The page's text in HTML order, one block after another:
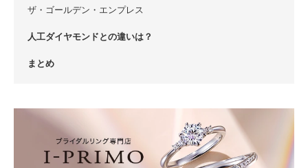
ザ・ゴールデン・エンプレス
人工ダイヤモンドとの違いは？
まとめ